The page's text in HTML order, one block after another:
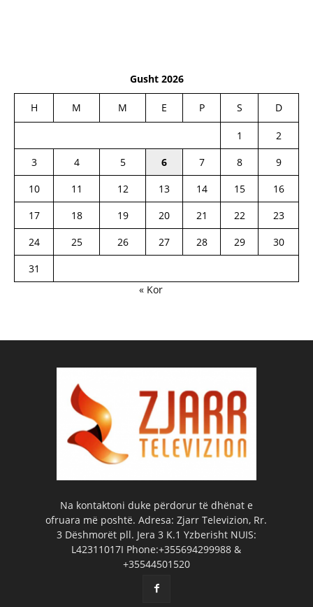
Gusht 2026
H M M E P S D
1
2
3
4 5 6 7 8
9
10
11 12 13 14 15
16
17
18 19 20 21 22
23
24
25 26 27 28 29
30
31
« Kor
Na kontaktoni duke përdorur të dhënat e
ofruara më poshtë. Adresa: Zjarr Televizion, Rr.
3 Dëshmorët pll. Jera 3 K.1 Yzberisht NUIS:
L42311017I Phone:+355694299988 &
+35544501520